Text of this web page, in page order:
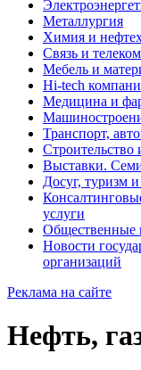
Металлургия
Химия и
Связь и
Мебель и
Hi-tech
Медицина и
Транспорт,
Строительство
Выставки.
Досуг, туризм
услуги
Общественные
Новости
организаций
Реклама на сайте
Нефть,